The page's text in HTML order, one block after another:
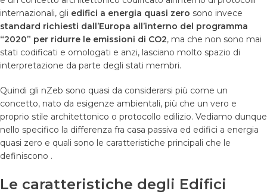
internazionali, gli edifici a energia quasi zero sono invece
standard richiesti dall’Europa all’interno del programma
“2020” per ridurre le emissioni di CO2, ma che non sono mai
stati codificati e omologati e anzi, lasciano molto spazio di
interpretazione da parte degli stati membri.
Quindi gli nZeb sono quasi da considerarsi più come un
concetto, nato da esigenze ambientali, più che un vero e
proprio stile architettonico o protocollo edilizio. Vediamo dunque
nello specifico la differenza fra casa passiva ed edifici a energia
quasi zero e quali sono le caratteristiche principali che le
definiscono .
Le caratteristiche degli Edifici